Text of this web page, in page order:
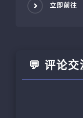
立即前往
💬 评论